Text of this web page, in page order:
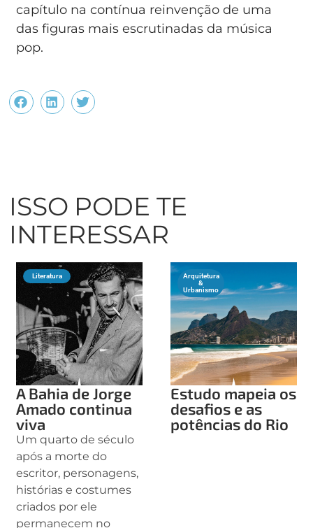
capítulo na contínua reinvenção de uma
das figuras mais escrutinadas da música
pop.
ISSO PODE TE
INTERESSAR
Literatura
A Bahia de Jorge
Amado continua
viva
Um quarto de século
após a morte do
escritor, personagens,
histórias e costumes
criados por ele
permanecem no
Arquitetura
&
Urbanismo
Estudo mapeia os
desafios e as
potências do Rio